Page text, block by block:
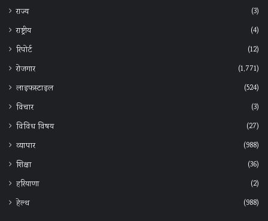
राज्य
(3)
राष्ट्रीय
(4)
रिपोर्ट
(12)
रोजगार
(1,771)
लाइफस्टाइल
(524)
विचार
(3)
विविध विषय
(27)
व्यापार
(988)
शिक्षा
(36)
हरियाणा
(2)
हेल्‍थ
(988)